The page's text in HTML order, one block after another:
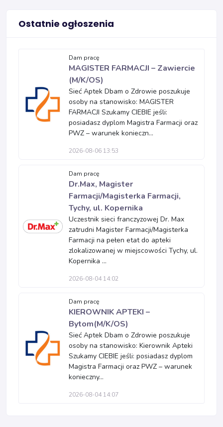
Ostatnie ogłoszenia
Dam pracę
MAGISTER FARMACJI – Zawiercie
(M/K/OS)
Sieć Aptek Dbam o Zdrowie poszukuje
osoby na stanowisko: MAGISTER
FARMACJI Szukamy CIEBIE jeśli:
posiadasz dyplom Magistra Farmacji oraz
PWZ – warunek konieczn...
2026-08-06 13:53
Dam pracę
Dr.Max, Magister
Farmacji/Magisterka Farmacji,
Tychy, ul. Kopernika
Uczestnik sieci franczyzowej Dr. Max
zatrudni Magister Farmacji/Magisterka
Farmacji na pełen etat do apteki
zlokalizowanej w miejscowości Tychy, ul.
Kopernika ...
2026-08-04 14:02
Dam pracę
KIEROWNIK APTEKI –
Bytom(M/K/OS)
Sieć Aptek Dbam o Zdrowie poszukuje
osoby na stanowisko: Kierownik Apteki
Szukamy CIEBIE jeśli: posiadasz dyplom
Magistra Farmacji oraz PWZ – warunek
konieczny...
2026-08-04 14:07